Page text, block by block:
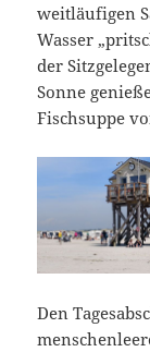
weitläufigen
Wasser
der
Sonne
Fischsuppe
Den